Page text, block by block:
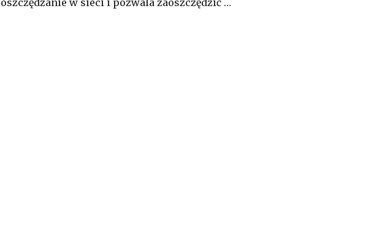
oszczędzanie w sieci i pozwala zaoszczędzić …